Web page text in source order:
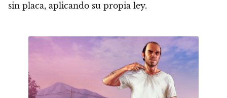
sin placa, aplicando su propia ley.